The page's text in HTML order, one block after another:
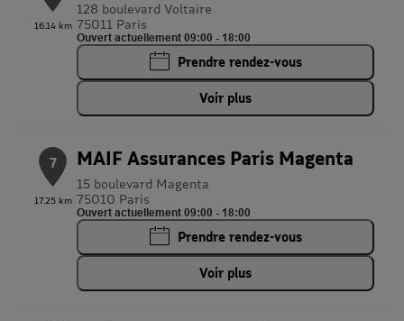
16.14 km
128 boulevard Voltaire
75011 Paris
Ouvert actuellement 09:00 - 18:00
Prendre rendez-vous
Voir plus
7
17.25 km
MAIF Assurances Paris Magenta
15 boulevard Magenta
75010 Paris
Ouvert actuellement 09:00 - 18:00
Prendre rendez-vous
Voir plus